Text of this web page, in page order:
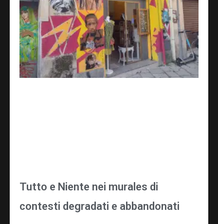
Tutto e Niente nei murales di
contesti degradati e abbandonati